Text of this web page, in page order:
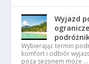
Wyjazd
Wybierając termin
komfort i odbiór
poza sezonem może …